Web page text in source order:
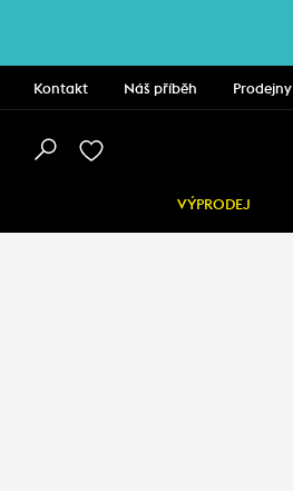
Kontakt Náš příběh Prodejny
VÝPRODEJ